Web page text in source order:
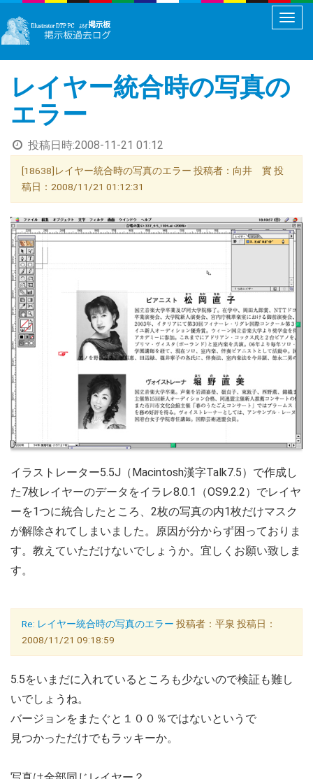
メ
ュ
ー
切
え
レイヤー統合時の写真の
エラー
投稿日時:2008-11-21 01:12
[18638]レイヤー統合時の写真のエラー 投稿者：向井 實 投
稿日：2008/11/21 01:12:31
イラストレーター5.5J（Macintosh漢字Talk7.5）で作成し
た7枚レイヤーのデータをイラレ8.0.1（OS9.2.2）でレイヤ
ーを1つに統合したところ、2枚の写真の内1枚だけマスク
が解除されてしまいました。原因が分からず困っておりま
す。教えていただけないでしょうか。宜しくお願い致しま
す。
Re: レイヤー統合時の写真のエラー 投稿者：平泉 投稿日：
2008/11/21 09:18:59
5.5をいまだに入れているところも少ないので検証も難し
いでしょうね。
バージョンをまたぐと１００％ではないというで
見つかっただけでもラッキーか。